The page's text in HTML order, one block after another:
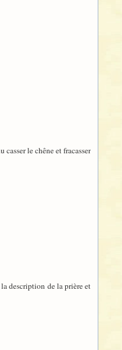
le chêne et fracasser
description de la prière et